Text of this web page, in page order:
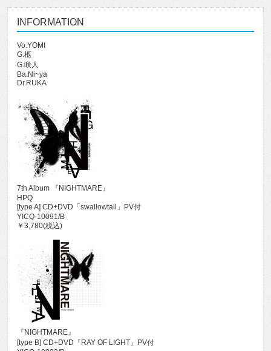
INFORMATION
Vo.YOMI
G.柩
G.咲人
Ba.Ni~ya
Dr.RUKA
7th Album 『NIGHTMARE』
HPQ
[type A] CD+DVD「swallowtail」PV付
YICQ-10091/B
￥3,780(税込)
『NIGHTMARE』
[type B] CD+DVD「RAY OF LIGHT」PV付